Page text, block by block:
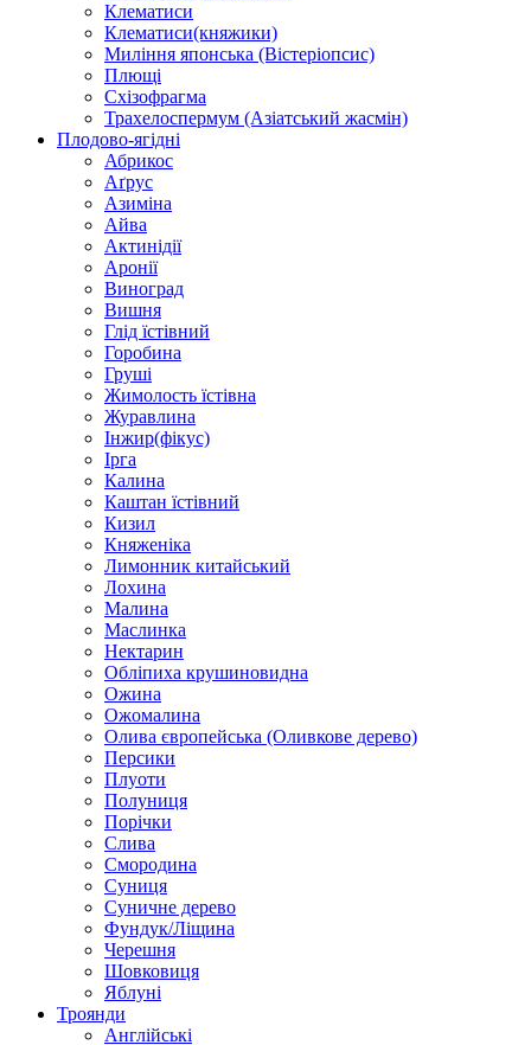
Клематиси
Клематиси(княжики)
Миління японська (Вістеріопсис)
Плющі
Схізофрагма
Трахелоспермум (Азіатський жасмін)
Плодово-ягідні
Абрикос
Аґрус
Азиміна
Айва
Актинідії
Аронії
Виноград
Вишня
Глід їстівний
Горобина
Груші
Жимолость їстівна
Журавлина
Інжир(фікус)
Ірга
Калина
Каштан їстівний
Кизил
Княженіка
Лимонник китайський
Лохина
Малина
Маслинка
Нектарин
Обліпиха крушиновидна
Ожина
Ожомалина
Олива європейська (Оливкове дерево)
Персики
Плуоти
Полуниця
Порічки
Слива
Смородина
Суниця
Суничне дерево
Фундук/Ліщина
Черешня
Шовковиця
Яблуні
Троянди
Англійські